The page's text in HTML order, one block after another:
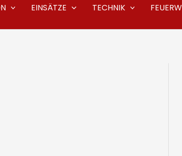
EINSÄTZE TECHNIK